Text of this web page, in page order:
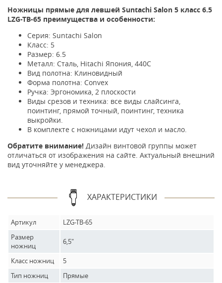
Ножницы прямые для левшей Suntachi Salon 5 класс 6.5
LZG-TB-65 преимущества и особенности:
Серия: Suntachi Salon
Класс: 5
Размер: 6.5
Металл: Сталь, Hitachi Япония, 440С
Вид полотна: Клиновидный
Форма полотна: Convex
Ручка: Эргономика, 2 плоскости
Виды срезов и техника: все виды слайсинга,
поинтинг, прямой точный, поинтинг, техника
выкройки.
В комплекте с ножницами идут чехол и масло.
Обратите внимание! Дизайн винтовой группы может
отличаться от изображения на сайте. Актуальный внешний
вид уточняйте у менеджера.
ХАРАКТЕРИСТИКИ
Артикул
LZG-TB-65
Размер
ножниц
6,5"
Класс ножниц
5
Тип ножниц
Прямые